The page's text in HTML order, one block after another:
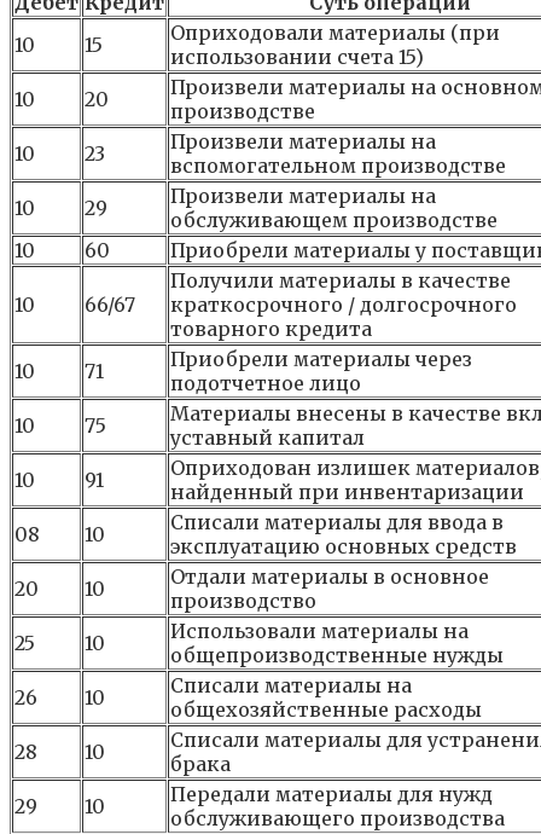
10
15
Оприходовали материалы (при
использовании счета 15)
10
20
Произвели материалы на
производстве
10
23
Произвели материалы на
вспомогательном производстве
10
29
Произвели материалы на
обслуживающем производстве
10
60 Приобрели материалы у
10 66/67
Получили материалы в качестве
краткосрочного / долгосрочного
товарного кредита
10
71
Приобрели материалы через
подотчетное лицо
10
75
Материалы внесены в качестве
уставный капитал
10
91
Оприходован излишек
найденный при инвентаризации
08
10
Списали материалы для ввода в
эксплуатацию основных средств
20
10
Отдали материалы в основное
производство
25
10
Использовали материалы на
общепроизводственные нужды
26
10
Списали материалы на
общехозяйственные расходы
28
10
Списали материалы для
брака
29
10
Передали материалы для нужд
обслуживающего производства